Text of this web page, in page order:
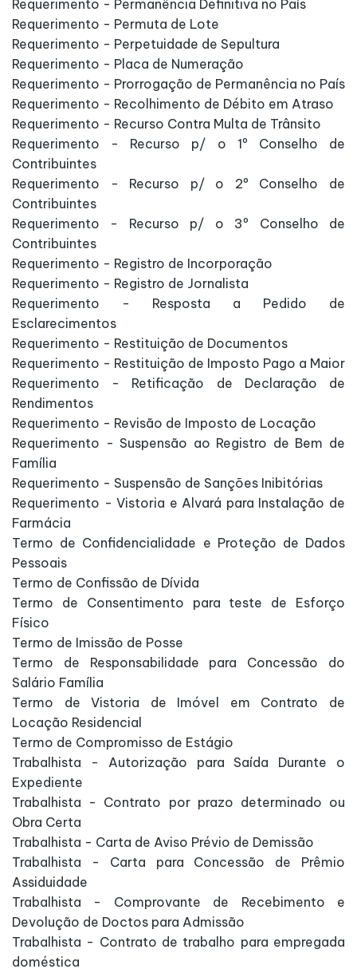
Requerimento - Permanência Definitiva no País
Requerimento - Permuta de Lote
Requerimento - Perpetuidade de Sepultura
Requerimento - Placa de Numeração
Requerimento - Prorrogação de Permanência no País
Requerimento - Recolhimento de Débito em Atraso
Requerimento - Recurso Contra Multa de Trânsito
Requerimento - Recurso p/ o 1º Conselho de
Contribuintes
Requerimento - Recurso p/ o 2º Conselho de
Contribuintes
Requerimento - Recurso p/ o 3º Conselho de
Contribuintes
Requerimento - Registro de Incorporação
Requerimento - Registro de Jornalista
Requerimento - Resposta a Pedido de
Esclarecimentos
Requerimento - Restituição de Documentos
Requerimento - Restituição de Imposto Pago a Maior
Requerimento - Retificação de Declaração de
Rendimentos
Requerimento - Revisão de Imposto de Locação
Requerimento - Suspensão ao Registro de Bem de
Família
Requerimento - Suspensão de Sanções Inibitórias
Requerimento - Vistoria e Alvará para Instalação de
Farmácia
Termo de Confidencialidade e Proteção de Dados
Pessoais
Termo de Confissão de Dívida
Termo de Consentimento para teste de Esforço
Físico
Termo de Imissão de Posse
Termo de Responsabilidade para Concessão do
Salário Família
Termo de Vistoria de Imóvel em Contrato de
Locação Residencial
Termo de Compromisso de Estágio
Trabalhista - Autorização para Saída Durante o
Expediente
Trabalhista - Contrato por prazo determinado ou
Obra Certa
Trabalhista - Carta de Aviso Prévio de Demissão
Trabalhista - Carta para Concessão de Prêmio
Assiduidade
Trabalhista - Comprovante de Recebimento e
Devolução de Doctos para Admissão
Trabalhista - Contrato de trabalho para empregada
doméstica